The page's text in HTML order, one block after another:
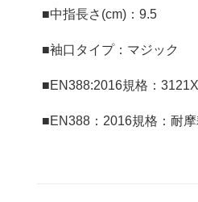
■中指長さ(cm)：9.5
■袖口タイプ：マジック
■EN388:2016規格：
■EN388：2016規格：耐